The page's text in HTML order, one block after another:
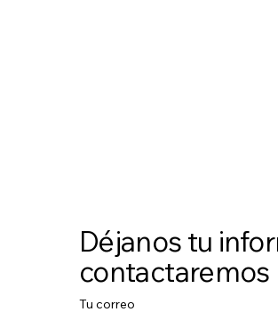
Déjanos tu
contactaremos
Tu correo